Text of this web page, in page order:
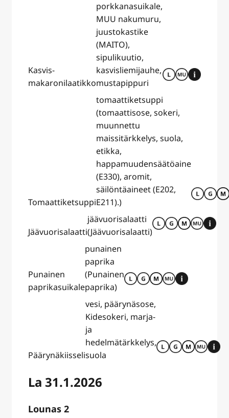
Kasvis-
makaronilaatikko
porkkanasuikale,
MUU nakumuru,
juustokastike
(MAITO),
sipulikuutio,
kasvisliemijauhe,
mustapippuri
Tomaattiketsuppi
tomaattiketsuppi
(tomaattisose, sokeri,
muunnettu
maissitärkkelys, suola,
etikka,
happamuudensäätöaine
(E330), aromit,
säilöntäaineet (E202,
E211).)
Jäävuorisalaatti
jäävuorisalaatti
(Jäävuorisalaatti)
Punainen
paprikasuikale
punainen
paprika
(Punainen
paprika)
Päärynäkiisseli
vesi, päärynäsose,
Kidesokeri, marja-
ja
hedelmätärkkelys,
suola
La 31.1.2026
Lounas 2